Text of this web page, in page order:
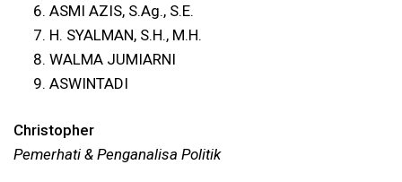
ASMI AZIS, S.Ag., S.E.
H. SYALMAN, S.H., M.H.
WALMA JUMIARNI
ASWINTADI
Christopher
Pemerhati & Penganalisa Politik